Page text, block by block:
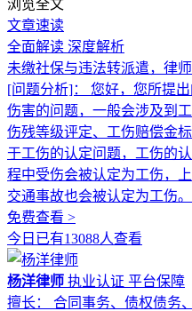
浏览全文
文章速读
全面解读 深度解析
未缴社保与违法转派遣，律
[问题分析]：
您好，您所提
伤害的问题，一般会涉及到
伤残等级评定、工伤赔偿金
于工伤的认定问题，工伤的
程中受伤会被认定为工伤，
交通事故也会被认定为工伤。
免费查看 >
今日已有13088人查看
杨洋律师 执业认证 平台保障
擅长： 合同事务、债权债务